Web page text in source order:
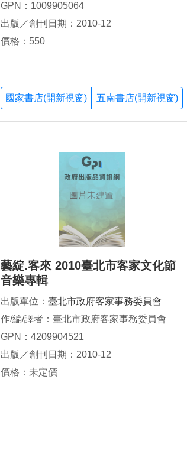
GPN：1009905064
出版／創刊日期：2010-12
價格：550
國家書店(開新視窗) 五南書店(開新視窗)
藝綻.客來 2010臺北市客家文化節
音樂專輯
出版單位： 臺北市政府客家事務委員會
作/編/譯者：臺北市政府客家事務委員會
GPN：4209904521
出版／創刊日期：2010-12
價格：未定價